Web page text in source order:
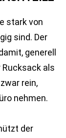
stark von
sind. Der
generell
als
rein,
nehmen.
der